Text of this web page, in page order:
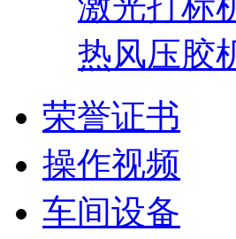
热风压胶
荣誉证书
操作视频
车间设备